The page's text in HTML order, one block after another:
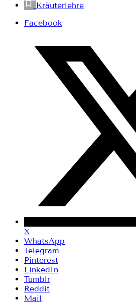
Kräuterlehre
Facebook
X
WhatsApp
Telegram
Pinterest
LinkedIn
Tumblr
Reddit
Mail